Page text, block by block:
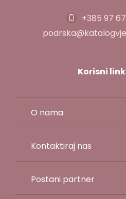
+385 97
Korisni
O nama
Kontaktiraj nas
Postani partner